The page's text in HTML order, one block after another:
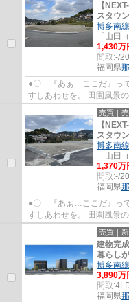
【
スタウ
博多南線
「山田
1,430万
間取:-/
福岡県
●〇 『あぁ…ここだ』っ
すしあわせを。 田園風景
だわりの家を建てること
売買｜
【
スタウ
博多南線
「山田
1,370万
間取:-/
福岡県
●〇 『あぁ…ここだ』っ
すしあわせを。 田園風景
だわりの家を建てること
売買｜
建物完
暮らし
博多南線
3,890万
間取:
福岡県